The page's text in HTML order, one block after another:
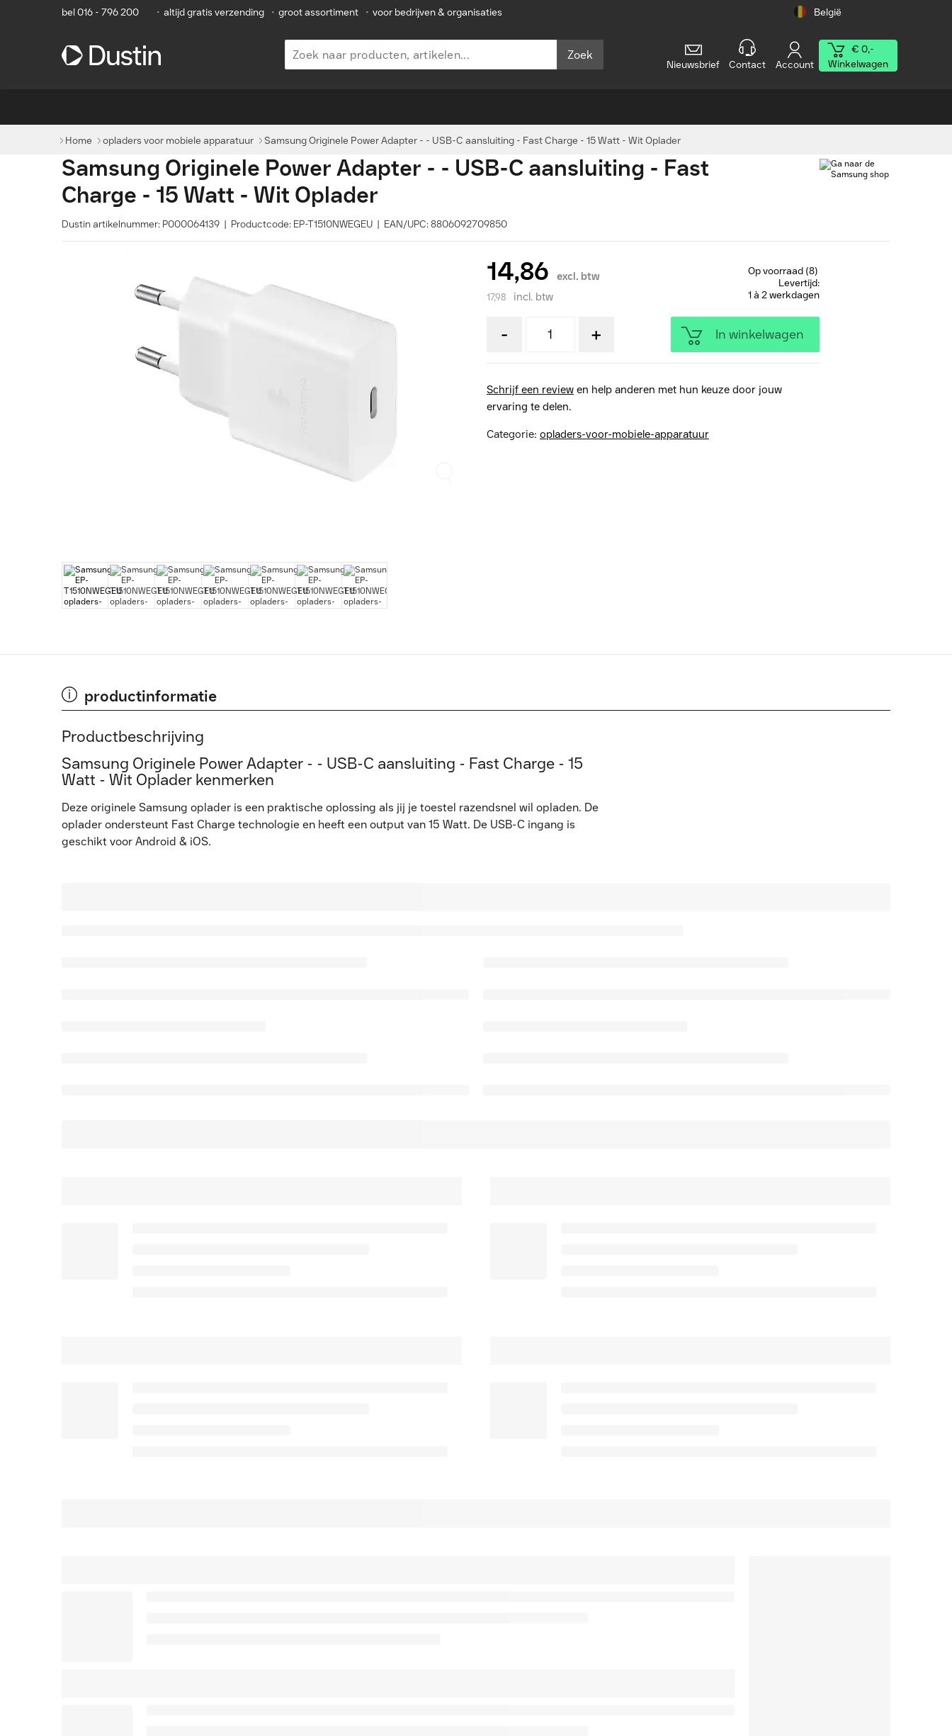
bel 016 - 796 200 • altijd gratis verzending • groot assortiment • voor bedrijven & organisaties België
Zoek
Nieuwsbrief Contact Account
€ 0,-
Winkelwagen
Home opladers voor mobiele apparatuur Samsung Originele Power Adapter - - USB-C aansluiting - Fast Charge - 15 Watt - Wit Oplader
Samsung Originele Power Adapter - - USB-C aansluiting - Fast
Charge - 15 Watt - Wit Oplader
Dustin artikelnummer: P000064139 | Productcode: EP-T1510NWEGEU | EAN/UPC: 8806092709850
14,86 excl. btw
17,98 incl. btw
Op voorraad (8)
Levertijd:
1 à 2 werkdagen
- + In winkelwagen
Schrijf een review en help anderen met hun keuze door jouw
ervaring te delen.
Categorie: opladers-voor-mobiele-apparatuur
productinformatie
Productbeschrijving
Samsung Originele Power Adapter - - USB-C aansluiting - Fast Charge - 15
Watt - Wit Oplader kenmerken
Deze originele Samsung oplader is een praktische oplossing als jij je toestel razendsnel wil opladen. De
oplader ondersteunt Fast Charge technologie en heeft een output van 15 Watt. De USB-C ingang is
geschikt voor Android & iOS.